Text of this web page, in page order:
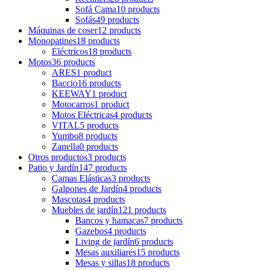
Sofá Cama10 products
Sofás49 products
Máquinas de coser12 products
Monopatines18 products
Eléctricos18 products
Motos36 products
ARES1 product
Baccio16 products
KEEWAY1 product
Motocarros1 product
Motos Eléctricas4 products
VITAL5 products
Yumbo8 products
Zanella0 products
Otros productos3 products
Patio y Jardín147 products
Camas Elásticas3 products
Galpones de Jardín4 products
Mascotas4 products
Muebles de jardín121 products
Bancos y hamacas7 products
Gazebos4 products
Living de jardín6 products
Mesas auxiliares15 products
Mesas y sillas18 products